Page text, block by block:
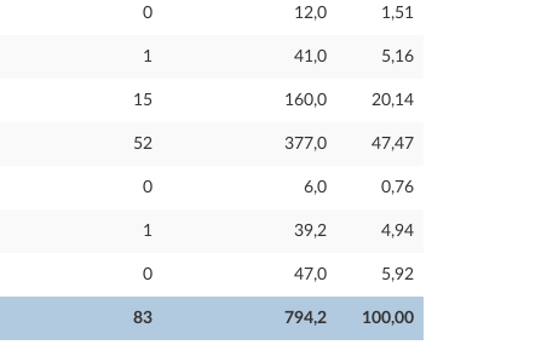
83 794,2 100,00
0 12,0 1,51
1 41,0 5,16
15 160,0 20,14
52 377,0 47,47
0 6,0 0,76
1 39,2 4,94
0 47,0 5,92